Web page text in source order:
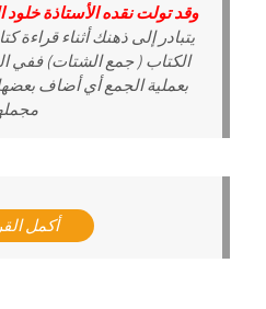
وقد تولت نقده الأستاذة
يتبادر إلى ذهنك أثناء
الكتاب ( جمع الشتات) ففي
بعملية الجمع أي أضاف
أكمل